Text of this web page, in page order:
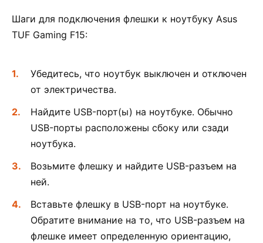
Шаги для подключения флешки к ноутбуку Asus
TUF Gaming F15:
Убедитесь, что ноутбук выключен и отключен
от электричества.
Найдите USB-порт(ы) на ноутбуке. Обычно
USB-порты расположены сбоку или сзади
ноутбука.
Возьмите флешку и найдите USB-разъем на
ней.
Вставьте флешку в USB-порт на ноутбуке.
Обратите внимание на то, что USB-разъем на
флешке имеет определенную ориентацию,